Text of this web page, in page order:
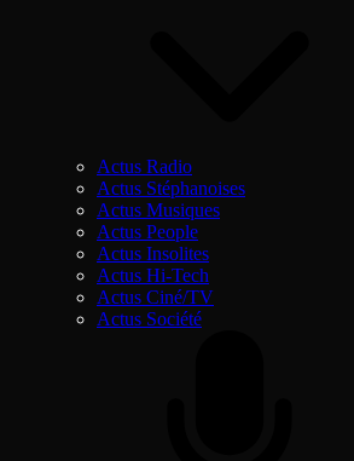
Actus Radio
Actus Stéphanoises
Actus Musiques
Actus People
Actus Insolites
Actus Hi-Tech
Actus Ciné/TV
Actus Société